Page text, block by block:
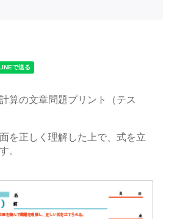
算の文章問題プリント（テス
を正しく理解した上で、式を立
。